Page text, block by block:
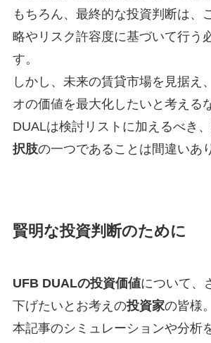
もちろん、最終的な投資判断は、
略やリスク許容度に基づいて行う
す。
しかし、未来の賃貸市場を見据え
オの価値を最大化したいと考える
DUALは検討リストに加えるべき、
択肢の一つであることは間違いあ
賢明な投資判断のために
UFB DUALの投資価値について、
下げたいとお考えの投資家の皆様。
本記事のシミュレーションや分析